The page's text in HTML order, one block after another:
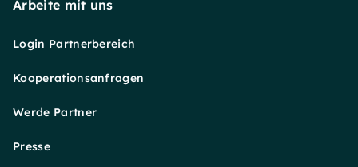
Arbeite mit uns
Login Partnerbereich
Kooperationsanfragen
Werde Partner
Presse